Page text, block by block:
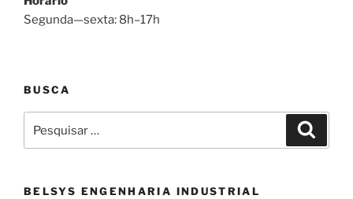
Segunda—sexta: 8h–17h
BUSCA
por:
BELSYS ENGENHARIA INDUSTRIAL